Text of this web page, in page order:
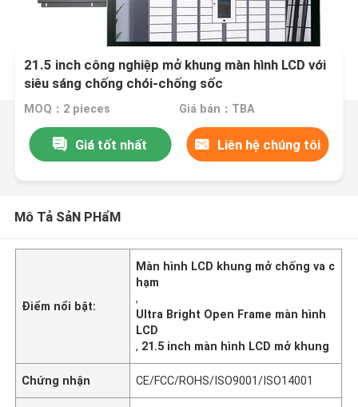
21.5 inch công nghiệp mở khung màn hình LCD với
siêu sáng chống chói-chống sốc
MOQ：2 pieces Giá bán：TBA
Giá tốt nhất Liên hệ chúng tôi
Mô Tả SảN PHẩM
Điểm nổi bật:
Màn hình LCD khung mở chống va c
hạm
,
Ultra Bright Open Frame màn hình
LCD
, 21.5 inch màn hình LCD mở khung
Chứng nhận CE/FCC/ROHS/ISO9001/ISO14001